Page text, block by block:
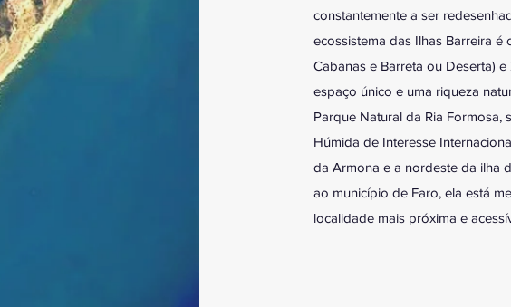
constantemente a ser
ecossistema das Ilhas Barreira é
Cabanas e Barreta ou Deserta)
espaço único e uma riqueza
Parque Natural da Ria
Húmida de Interesse
da Armona e a nordeste da ilha
ao município de Faro, ela está
localidade mais próxima e